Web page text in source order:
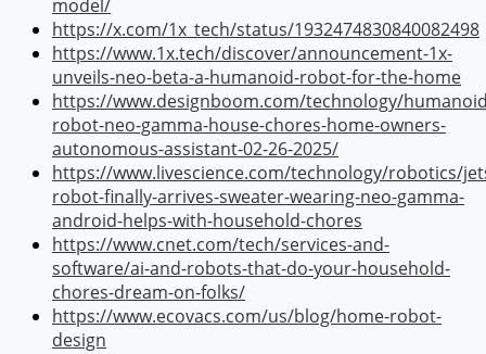
model/
https://x.com/1x_tech/status/1932474830840082498
https://www.1x.tech/discover/announcement-1x-
unveils-neo-beta-a-humanoid-robot-for-the-home
https://www.designboom.com/technology/
robot-neo-gamma-house-chores-home-owners-
autonomous-assistant-02-26-2025/
https://www.livescience.com/technology/robotics/
robot-finally-arrives-sweater-wearing-neo-gamma-
android-helps-with-household-chores
https://www.cnet.com/tech/services-and-
software/ai-and-robots-that-do-your-household-
chores-dream-on-folks/
https://www.ecovacs.com/us/blog/home-robot-
design